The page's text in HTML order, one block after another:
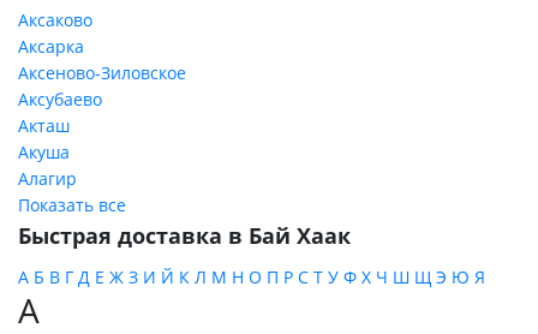
Аксаково
Аксарка
Аксеново-Зиловское
Аксубаево
Акташ
Акуша
Алагир
Показать все
Быстрая доставка в Бай Хаак
А Б В Г Д Е Ж З И Й К Л М Н О П Р С Т У Ф Х Ч Ш Щ Э Ю Я
А